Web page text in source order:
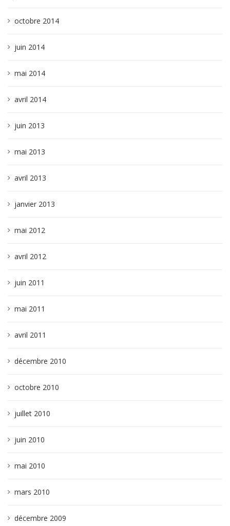
octobre 2014
juin 2014
mai 2014
avril 2014
juin 2013
mai 2013
avril 2013
janvier 2013
mai 2012
avril 2012
juin 2011
mai 2011
avril 2011
décembre 2010
octobre 2010
juillet 2010
juin 2010
mai 2010
mars 2010
décembre 2009